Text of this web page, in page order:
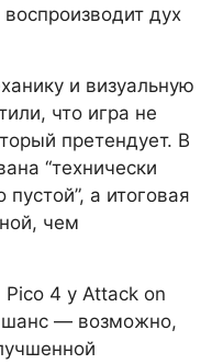
дух
и визуальную
что игра не
претендует. В
“технически
а итоговая
чем
4 у Attack on
шанс — возможно,